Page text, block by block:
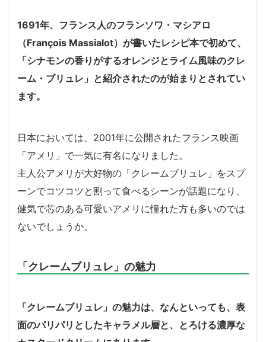
1691年、フランス人のフランソワ・マシアロ
（François Massialot）が書いたレシピ本で初めて、
「シナモンの香りがするオレンジとライム風味のクレ
ーム・ブリュレ」と紹介されたのが始まりとされてい
ます。
日本においては、2001年に公開されたフランス映画
「アメリ」で一気に有名になりました。
主人公アメリが大好物の「クレームブリュレ」をスプ
ーンでコツコツと割って食べるシーンが話題になり、
健気で芯のある可愛いアメリに憧れた方も多いのでは
ないでしょうか。
「クレームブリュレ」の魅力
「クレームブリュレ」の魅力は、なんといっても、表
面のパリパリとしたキャラメル層と、とろける濃厚な